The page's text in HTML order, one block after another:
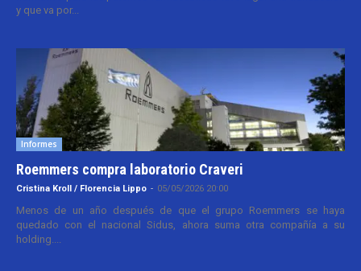
y que va por...
Informes
Roemmers compra laboratorio Craveri
Cristina Kroll / Florencia Lippo - 05/05/2026 20:00
Menos de un año después de que el grupo Roemmers se haya
quedado con el nacional Sidus, ahora suma otra compañía a su
holding....